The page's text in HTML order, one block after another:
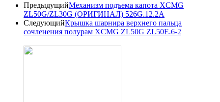
ПредыдущийМеханизм подъема капота XCMG
ZL50G/ZL30G (ОРИГИНАЛ) 526G.12.2A
СледующийКрышка шарнира верхнего пальца
сочленения полурам XCMG ZL50G ZL50E.6-2